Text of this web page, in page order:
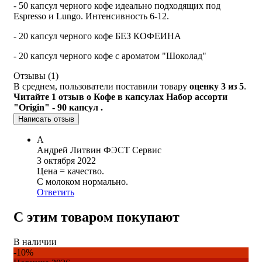
- 50 капсул черного кофе идеально подходящих под
Espresso и Lungo. Интенсивность 6-12.
- 20 капсул черного кофе БЕЗ КОФЕИНА
- 20 капсул черного кофе с ароматом "Шоколад"
Отзывы (1)
В среднем, пользователи поставили товару оценку 3 из 5.
Читайте 1 отзыв о Кофе в капсулах Набор ассорти
"Origin" - 90 капсул .
Написать отзыв
А
Андрей Литвин ФЭСТ Сервис
3 октября 2022
Цена = качество.
С молоком нормально.
Ответить
С этим товаром покупают
В наличии
-10%